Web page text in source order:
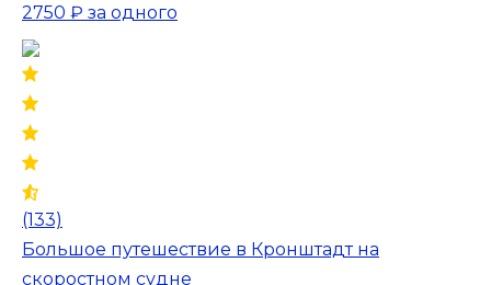
2750 ₽ за одного
(133)
Большое путешествие в Кронштадт на
скоростном судне